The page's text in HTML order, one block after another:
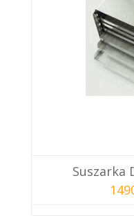
Suszarka